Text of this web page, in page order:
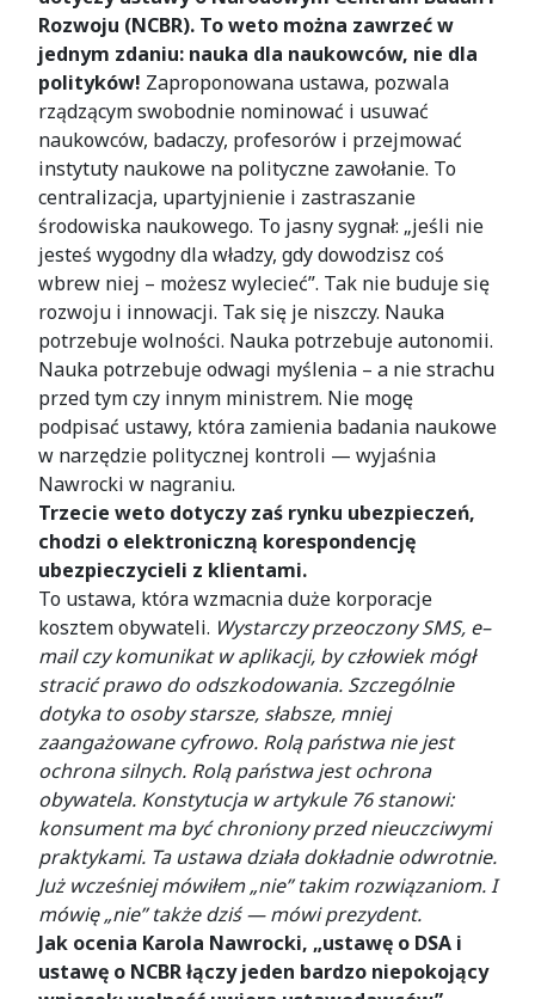
Rozwoju (NCBR). To weto można zawrzeć w
jednym zdaniu: nauka dla naukowców, nie dla
polityków! Zaproponowana ustawa, pozwala
rządzącym swobodnie nominować i usuwać
naukowców, badaczy, profesorów i przejmować
instytuty naukowe na polityczne zawołanie. To
centralizacja, upartyjnienie i zastraszanie
środowiska naukowego. To jasny sygnał: „jeśli nie
jesteś wygodny dla władzy, gdy dowodzisz coś
wbrew niej – możesz wylecieć”. Tak nie buduje się
rozwoju i innowacji. Tak się je niszczy. Nauka
potrzebuje wolności. Nauka potrzebuje autonomii.
Nauka potrzebuje odwagi myślenia – a nie strachu
przed tym czy innym ministrem. Nie mogę
podpisać ustawy, która zamienia badania naukowe
w narzędzie politycznej kontroli — wyjaśnia
Nawrocki w nagraniu.
Trzecie weto dotyczy zaś rynku ubezpieczeń,
chodzi o elektroniczną korespondencję
ubezpieczycieli z klientami.
To ustawa, która wzmacnia duże korporacje
kosztem obywateli. Wystarczy przeoczony SMS, e–
mail czy komunikat w aplikacji, by człowiek mógł
stracić prawo do odszkodowania. Szczególnie
dotyka to osoby starsze, słabsze, mniej
zaangażowane cyfrowo. Rolą państwa nie jest
ochrona silnych. Rolą państwa jest ochrona
obywatela. Konstytucja w artykule 76 stanowi:
konsument ma być chroniony przed nieuczciwymi
praktykami. Ta ustawa działa dokładnie odwrotnie.
Już wcześniej mówiłem „nie” takim rozwiązaniom. I
mówię „nie” także dziś — mówi prezydent.
Jak ocenia Karola Nawrocki, „ustawę o DSA i
ustawę o NCBR łączy jeden bardzo niepokojący